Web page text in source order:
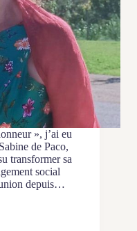
», j’ai eu
de Paco,
transformer sa
social
depuis…